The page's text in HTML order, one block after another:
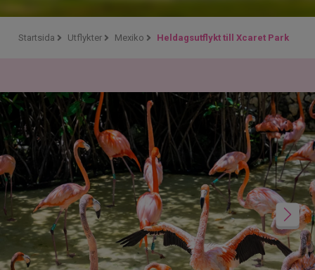
Startsida Utflykter Mexiko Heldagsutflykt till Xcaret Park